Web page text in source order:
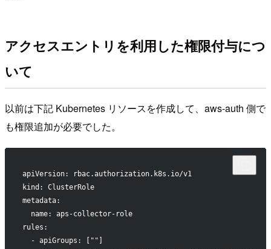
アクセスエントリを利用した権限付与につ
いて
以前は下記 Kubernetes リソースを作成して、aws-auth 側で
も権限追加が必要でした。
apiVersion: rbac.authorization.k8s.io/v1
kind: ClusterRole
metadata:
  name: aps-collector-role
rules:
  - apiGroups: [""]